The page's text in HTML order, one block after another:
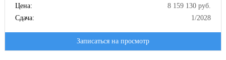
Цена:
8 159 130 руб.
Сдача:
1/2028
Записаться на просмотр